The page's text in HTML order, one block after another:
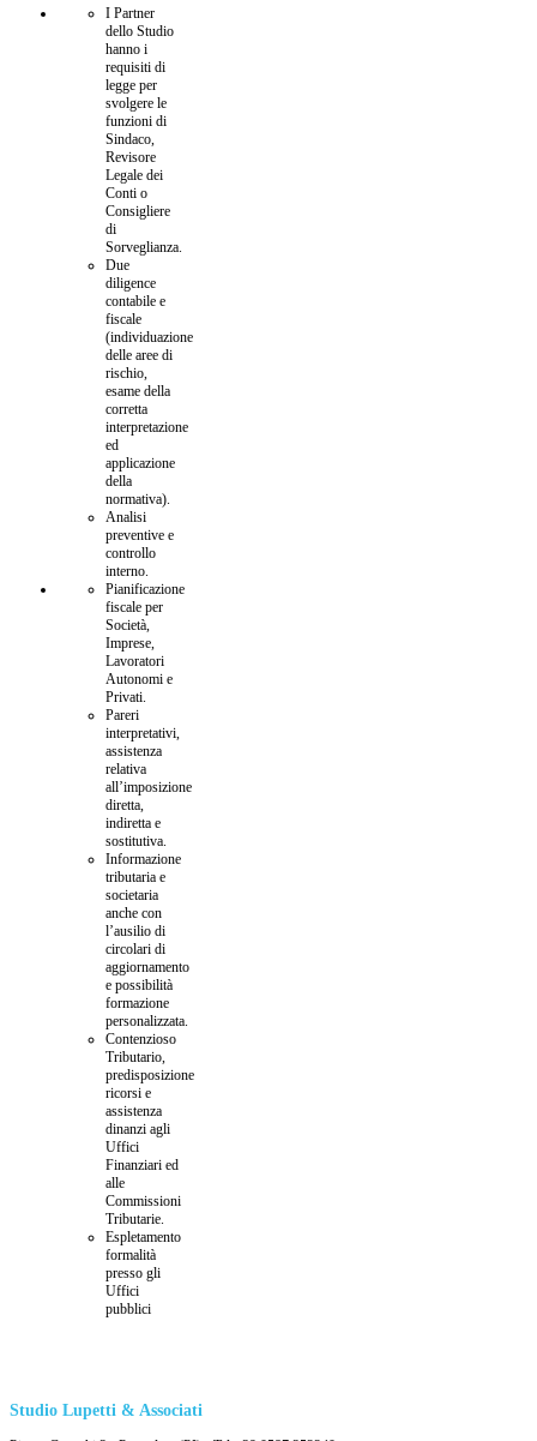
I Partner
dello Studio
hanno i
requisiti di
legge per
svolgere le
funzioni di
Sindaco,
Revisore
Legale dei
Conti o
Consigliere
di
Sorveglianza.
Due
diligence
contabile e
fiscale
(individuazione
delle aree di
rischio,
esame della
corretta
interpretazione
ed
applicazione
della
normativa).
Analisi
preventive e
controllo
interno.
Pianificazione
fiscale per
Società,
Imprese,
Lavoratori
Autonomi e
Privati.
Pareri
interpretativi,
assistenza
relativa
all’imposizione
diretta,
indiretta e
sostitutiva.
Informazione
tributaria e
societaria
anche con
l’ausilio di
circolari di
aggiornamento
e possibilità
formazione
personalizzata.
Contenzioso
Tributario,
predisposizione
ricorsi e
assistenza
dinanzi agli
Uffici
Finanziari ed
alle
Commissioni
Tributarie.
Espletamento
formalità
presso gli
Uffici
pubblici
Studio Lupetti & Associati